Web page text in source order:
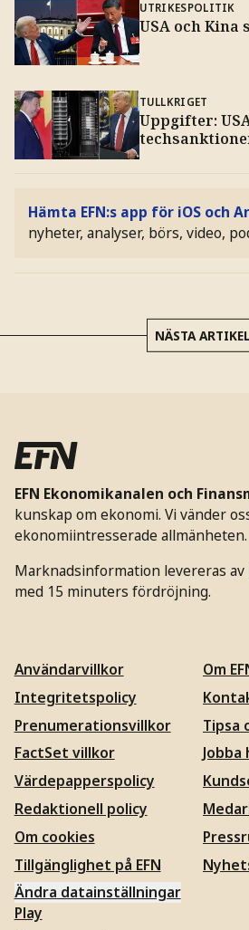
UTRIKESPOLITIK
USA och
TULLKRIGET
Uppgifter:
Hämta EFN:s app för iOS och
nyheter, analyser, börs, video,
NÄSTA ARTIKEL
EFN Ekonomikanalen och
kunskap om ekonomi. Vi vänder
ekonomiintresserade allmänheten.
Marknadsinformation levereras
med 15 minuters fördröjning.
Användarvillkor
Integritetspolicy
Prenumerationsvillkor
FactSet villkor
Värdepapperspolicy
Redaktionell policy
Om cookies
Tillgänglighet på EFN
Ändra datainställningar
Om
Tipsa
Jobba
Play